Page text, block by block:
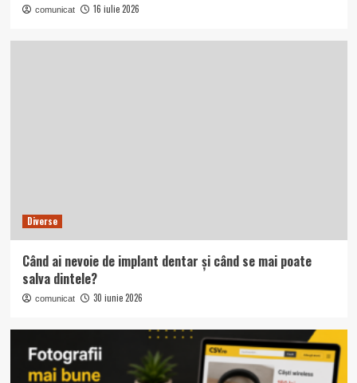
comunicat 16 iulie 2026
Diverse
Când ai nevoie de implant dentar și când se mai poate
salva dintele?
comunicat 30 iunie 2026